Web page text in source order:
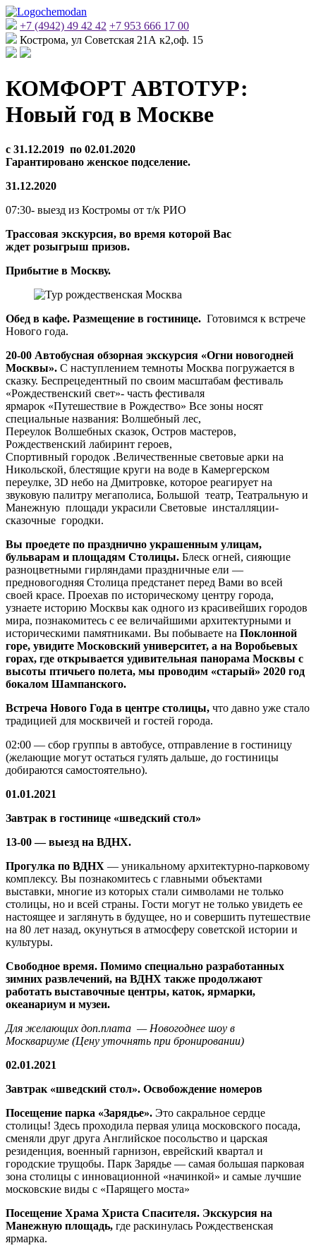
+7 (4942) 49 42 42 +7 953 666 17 00
Кострома, ул Советская 21А к2,оф. 15
КОМФОРТ АВТОТУР:
Новый год в Москве
с 31.12.2019 по 02.01.2020
Гарантировано женское подселение.
31.12.2020
07:30- выезд из Костромы от т/к РИО
Трассовая экскурсия, во время которой Вас
ждет розыгрыш призов.
Прибытие в Москву.
Обед в кафе. Размещение в гостинице. Готовимся к встрече
Нового года.
20-00 Автобусная обзорная экскурсия «Огни новогодней
Москвы». С наступлением темноты Москва погружается в
сказку. Беспрецедентный по своим масштабам фестиваль
«Рождественский свет»- часть фестиваля
ярмарок «Путешествие в Рождество» Все зоны носят
специальные названия: Волшебный лес,
Переулок Волшебных сказок, Остров мастеров,
Рождественский лабиринт героев,
Спортивный городок .Величественные световые арки на
Никольской, блестящие круги на воде в Камергерском
переулке, 3D небо на Дмитровке, которое реагирует на
звуковую палитру мегаполиса, Большой театр, Театральную и
Манежную площади украсили Световые инсталляции-
сказочные городки.
Вы проедете по празднично украшенным улицам,
бульварам и площадям Столицы. Блеск огней, сияющие
разноцветными гирляндами праздничные ели —
предновогодняя Столица предстанет перед Вами во всей
своей красе. Проехав по историческому центру города,
узнаете историю Москвы как одного из красивейших городов
мира, познакомитесь с ее величайшими архитектурными и
историческими памятниками. Вы побываете на Поклонной
горе, увидите Московский университет, а на Воробьевых
горах, где открывается удивительная панорама Москвы с
высоты птичьего полета, мы проводим «старый» 2020 год
бокалом Шампанского.
Встреча Нового Года в центре столицы, что давно уже стало
традицией для москвичей и гостей города.
02:00 — сбор группы в автобусе, отправление в гостиницу
(желающие могут остаться гулять дальше, до гостиницы
добираются самостоятельно).
01.01.2021
Завтрак в гостинице «шведский стол»
13-00 — выезд на ВДНХ.
Прогулка по ВДНХ — уникальному архитектурно-парковому
комплексу. Вы познакомитесь с главными объектами
выставки, многие из которых стали символами не только
столицы, но и всей страны. Гости могут не только увидеть ее
настоящее и заглянуть в будущее, но и совершить путешествие
на 80 лет назад, окунуться в атмосферу советской истории и
культуры.
Свободное время. Помимо специально разработанных
зимних развлечений, на ВДНХ также продолжают
работать выставочные центры, каток, ярмарки,
океанариум и музеи.
Для желающих доп.плата — Новогоднее шоу в
Москвариуме (Цену уточнять при бронировании)
02.01.2021
Завтрак «шведский стол». Освобождение номеров
Посещение парка «Зарядье». Это сакральное сердце
столицы! Здесь проходила первая улица московского посада,
сменяли друг друга Английское посольство и царская
резиденция, военный гарнизон, еврейский квартал и
городские трущобы. Парк Зарядье — самая большая парковая
зона столицы с инновационной «начинкой» и самые лучшие
московские виды с «Парящего моста»
Посещение Храма Христа Спасителя. Экскурсия на
Манежную площадь, где раскинулась Рождественская
ярмарка.